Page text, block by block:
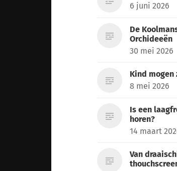
6 juni 2026
De
Orchideeën
30 mei 2026
Kind mogen
8 mei 2026
Is een
horen?
14 maart
Van